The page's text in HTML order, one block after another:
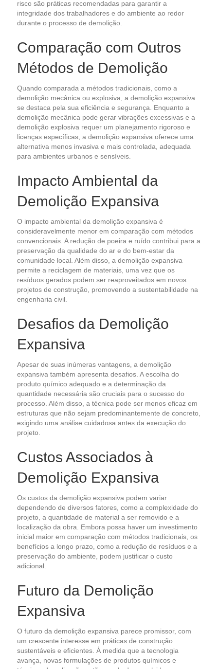
risco são práticas recomendadas para garantir a
integridade dos trabalhadores e do ambiente ao redor
durante o processo de demolição.
Comparação com Outros
Métodos de Demolição
Quando comparada a métodos tradicionais, como a
demolição mecânica ou explosiva, a demolição expansiva
se destaca pela sua eficiência e segurança. Enquanto a
demolição mecânica pode gerar vibrações excessivas e a
demolição explosiva requer um planejamento rigoroso e
licenças específicas, a demolição expansiva oferece uma
alternativa menos invasiva e mais controlada, adequada
para ambientes urbanos e sensíveis.
Impacto Ambiental da
Demolição Expansiva
O impacto ambiental da demolição expansiva é
consideravelmente menor em comparação com métodos
convencionais. A redução de poeira e ruído contribui para a
preservação da qualidade do ar e do bem-estar da
comunidade local. Além disso, a demolição expansiva
permite a reciclagem de materiais, uma vez que os
resíduos gerados podem ser reaproveitados em novos
projetos de construção, promovendo a sustentabilidade na
engenharia civil.
Desafios da Demolição
Expansiva
Apesar de suas inúmeras vantagens, a demolição
expansiva também apresenta desafios. A escolha do
produto químico adequado e a determinação da
quantidade necessária são cruciais para o sucesso do
processo. Além disso, a técnica pode ser menos eficaz em
estruturas que não sejam predominantemente de concreto,
exigindo uma análise cuidadosa antes da execução do
projeto.
Custos Associados à
Demolição Expansiva
Os custos da demolição expansiva podem variar
dependendo de diversos fatores, como a complexidade do
projeto, a quantidade de material a ser removido e a
localização da obra. Embora possa haver um investimento
inicial maior em comparação com métodos tradicionais, os
benefícios a longo prazo, como a redução de resíduos e a
preservação do ambiente, podem justificar o custo
adicional.
Futuro da Demolição
Expansiva
O futuro da demolição expansiva parece promissor, com
um crescente interesse em práticas de construção
sustentáveis e eficientes. À medida que a tecnologia
avança, novas formulações de produtos químicos e